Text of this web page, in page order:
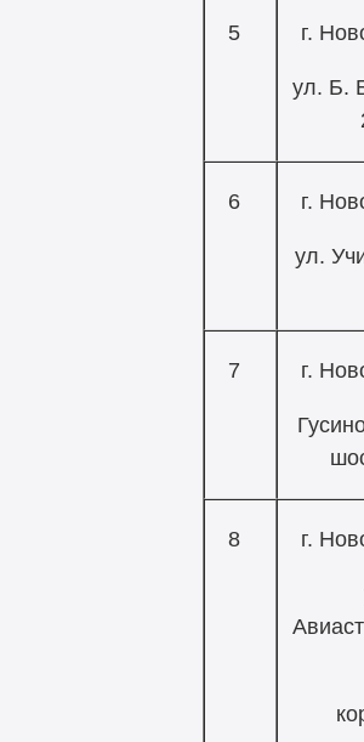
5 г.
ул. Б.
6 г.
ул.
7 г.
8 г.